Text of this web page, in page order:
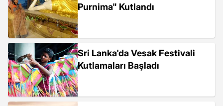
Purnima" Kutlandı
Sri Lanka'da Vesak Festivali
Kutlamaları Başladı